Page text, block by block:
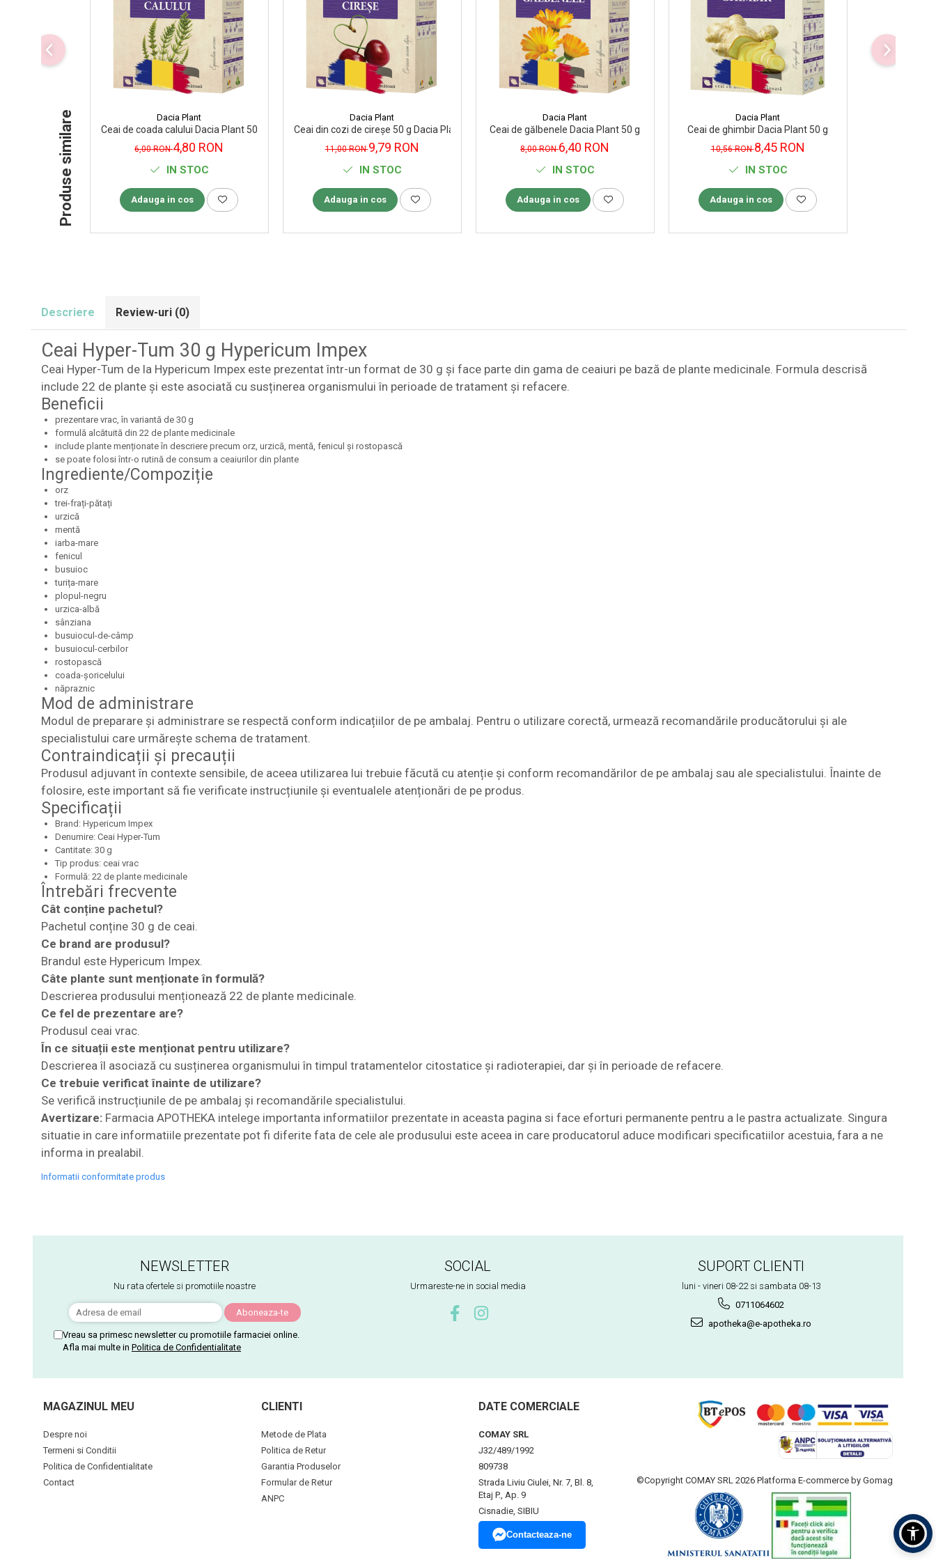
Supliment Vitamina E
Supliment Zinc
Tincturi si Gemoderivate
Vitamine si minerale
Produse similare Dacia Plant
Ceai de coada calului Dacia Plant 50 g
6,00 RON4,80 RON
IN STOC
Adauga in cos
Dacia Plant
Ceai din cozi de cireșe 50 g Dacia Plant
11,00 RON9,79 RON
IN STOC
Adauga in cos
Dacia Plant
Ceai de gălbenele Dacia Plant 50 g
8,00 RON6,40 RON
IN STOC
Adauga in cos
Dacia Plant
Ceai de ghimbir Dacia Plant 50 g
10,56 RON8,45 RON
IN STOC
Adauga in cos
-20%
Descriere Review-uri (0)
Ceai Hyper-Tum 30 g Hypericum Impex
Ceai Hyper-Tum de la Hypericum Impex este prezentat într-un format de 30 g și face parte din gama de ceaiuri pe bază de plante medicinale. Formula descrisă
include 22 de plante și este asociată cu susținerea organismului în perioade de tratament și refacere.
Beneficii
prezentare vrac, în variantă de 30 g
formulă alcătuită din 22 de plante medicinale
include plante menționate în descriere precum orz, urzică, mentă, fenicul și rostopască
se poate folosi într-o rutină de consum a ceaiurilor din plante
Ingrediente/Compoziție
orz
trei-frați-pătați
urzică
mentă
iarba-mare
fenicul
busuioc
turița-mare
plopul-negru
urzica-albă
sânziana
busuiocul-de-câmp
busuiocul-cerbilor
rostopască
coada-șoricelului
năpraznic
Mod de administrare
Modul de preparare și administrare se respectă conform indicațiilor de pe ambalaj. Pentru o utilizare corectă, urmează recomandările producătorului și ale
specialistului care urmărește schema de tratament.
Contraindicații și precauții
Produsul adjuvant în contexte sensibile, de aceea utilizarea lui trebuie făcută cu atenție și conform recomandărilor de pe ambalaj sau ale specialistului. Înainte de
folosire, este important să fie verificate instrucțiunile și eventualele atenționări de pe produs.
Specificații
Brand: Hypericum Impex
Denumire: Ceai Hyper-Tum
Cantitate: 30 g
Tip produs: ceai vrac
Formulă: 22 de plante medicinale
Întrebări frecvente
Cât conține pachetul?
Pachetul conține 30 g de ceai.
Ce brand are produsul?
Brandul este Hypericum Impex.
Câte plante sunt menționate în formulă?
Descrierea produsului menționează 22 de plante medicinale.
Ce fel de prezentare are?
Produsul ceai vrac.
În ce situații este menționat pentru utilizare?
Descrierea îl asociază cu susținerea organismului în timpul tratamentelor citostatice și radioterapiei, dar și în perioade de refacere.
Ce trebuie verificat înainte de utilizare?
Se verifică instrucțiunile de pe ambalaj și recomandările specialistului.
Avertizare: Farmacia APOTHEKA intelege importanta informatiilor prezentate in aceasta pagina si face eforturi permanente pentru a le pastra actualizate. Singura
situatie in care informatiile prezentate pot fi diferite fata de cele ale produsului este aceea in care producatorul aduce modificari specificatiilor acestuia, fara a ne
informa in prealabil.
Informatii conformitate produs
NEWSLETTER
Nu rata ofertele si promotiile noastre
Vreau sa primesc newsletter cu promotiile farmaciei online.
Afla mai multe in Politica de Confidentialitate
SOCIAL
Urmareste-ne in social media
SUPORT CLIENTI
luni - vineri 08-22 si sambata 08-13
0711064602
apotheka@e-apotheka.ro
MAGAZINUL MEU
Despre noi
Termeni si Conditii
Politica de Confidentialitate
Contact
CLIENTI
Metode de Plata
Politica de Retur
Garantia Produselor
Formular de Retur
ANPC
DATE COMERCIALE
COMAY SRL
J32/489/1992
809738
Strada Liviu Ciulei, Nr. 7, Bl. 8,
Etaj P., Ap. 9
Cisnadie, SIBIU
Contacteaza-ne
©Copyright COMAY SRL 2026 Platforma E-commerce by Gomag